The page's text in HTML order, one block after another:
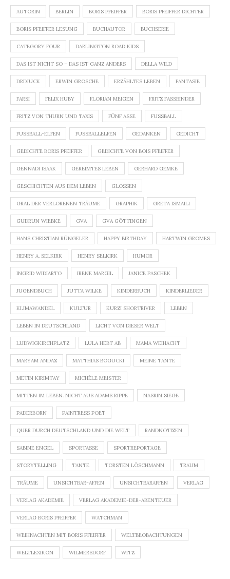
AUTORIN BERLIN BORIS PFEIFFER BORIS PFEIFFER DICHTER
BORIS PFEIFFER LESUNG BUCHAUTOR BUCHSERIE
CATEGORY FOUR DARLINGTON ROAD KIDS
DAS IST NICHT SO – DAS IST GANZ ANDERS DELLA WILD
DRDJUCK ERWIN GROSCHE ERZÄHLTES LEBEN FANTASIE
FARSI FELIX HUBY FLORIAN MEIGEN FRITZ FASSBINDER
FRITZ VON THURN UND TAXIS FÜNF ASSE FUSSBALL
FUSSBALL-ELFEN FUSSBALLELFEN GEDANKEN GEDICHT
GEDICHTE BORIS PFEIFFER GEDICHTE VON BOIS PFEIFFER
GENNADI ISAAK GEREIMTES LEBEN GERHARD GEMKE
GESCHICHTEN AUS DEM LEBEN GLOSSEN
GRAL DER VERLORENEN TRÄUME GRAPHIK GRETA ISMAILI
GUDRUN WIEBKE GVA GVA GÖTTINGEN
HANS CHRISTIAN RÜNGELER HAPPY BIRTHDAY HARTWIN GROMES
HENRY A. SELKIRK HENRY SELKIRK HUMOR
INGRID WIDIARTO IRENE MARGIL JANICE PASCHEK
JUGENDBUCH JUTTA WILKE KINDERBUCH KINDERLIEDER
KLIMAWANDEL KULTUR KURZI SHORTRIVER LEBEN
LEBEN IN DEUTSCHLAND LICHT VON DIESER WELT
LUDWIGKIRCHPLATZ LULA HEBT AB MAMA WEIHACHT
MARYAM ANDAZ MATTHIAS BOGUCKI MEINE TANTE
METIN KIRIMTAY MICHÈLE MEISTER
MITTEN IM LEBEN. NICHT AUS ADAMS RIPPE NASRIN SIEGE
PADERBORN PAINTRESS POET
QUER DURCH DEUTSCHLAND UND DIE WELT RANDNOTIZEN
SABINE ENGEL SPORTASSE SPORTREPORTAGE
STORYTELLING TANTE TORSTEN LÖSCHMANN TRAUM
TRÄUME UNSICHTBAR-AFFEN UNSICHTBARAFFEN VERLAG
VERLAG AKADEMIE VERLAG AKADEMIE-DER-ABENTEUER
VERLAG BORIS PFEIFFER WATCHMAN
WEIHNACHTEN MIT BORIS PFEIFFER WELTBEOBACHTUNGEN
WELTLEXIKON WILMERSDORF WITZ